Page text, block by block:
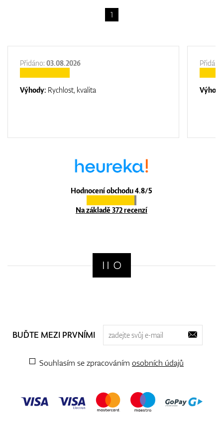
1
Hodnocení obchodu 4.8/5
Na základě 372 recenzí
Přidáno: 03.08.2026
Výhody: Rychlost, kvalita
BUĎTE MEZI PRVNÍMI
Souhlasím se zpracováním osobních údajů